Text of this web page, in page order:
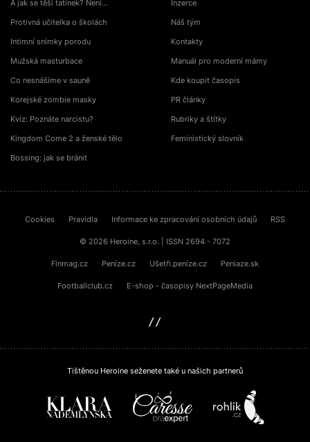
A jak se těší tatínek? Není…
Protivná učitelka o školách
Intimní snímky porodu
Mužská masturbace
Co nesnášíme v sauně
Korejské zombie masky
Kvíz: Poznáte narcistu?
Kingdom Come 2 a ženské tělo
Bossing: jak se bránit
Inzerce
Náš tým
Kontakty
Manuál pro moderní mámy
Kde koupit časopis
PR články
Rubriky a štítky
Feministický slovník
Cookies Pravidla Informace ke zpracování osobních údajů RSS
© 2026 Heroine, s.r.o. | ISSN 2694 - 7072
Finmag.cz Peníze.cz Ušetři.peníze.cz Peniaze.sk
Footballclub.cz E-shop - časopisy NextPageMedia
Tištěnou Heroine seženete také u našich partnerů